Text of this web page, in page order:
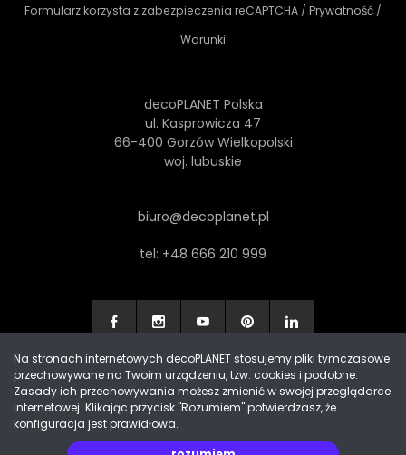
Formularz korzysta z zabezpieczenia reCAPTCHA / Prywatność /
Warunki
decoPLANET Polska
ul. Kasprowicza 47
66-400 Gorzów Wielkopolski
woj. lubuskie
biuro@decoplanet.pl
tel: +48 666 210 999
Made with by Progres Media & decoPLANET
Na stronach internetowych decoPLANET stosujemy pliki tymczasowe
przechowywane na Twoim urządzeniu, tzw. cookies i podobne.
Zasady ich przechowywania możesz zmienić w swojej przeglądarce
internetowej. Klikając przycisk "Rozumiem" potwierdzasz, że
konfiguracja jest prawidłowa.